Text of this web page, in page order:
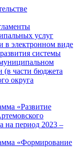
услуг
в электронном виде
системы
(в части бюджета
округа
«Развитие
на период 2023 –
«Формирование